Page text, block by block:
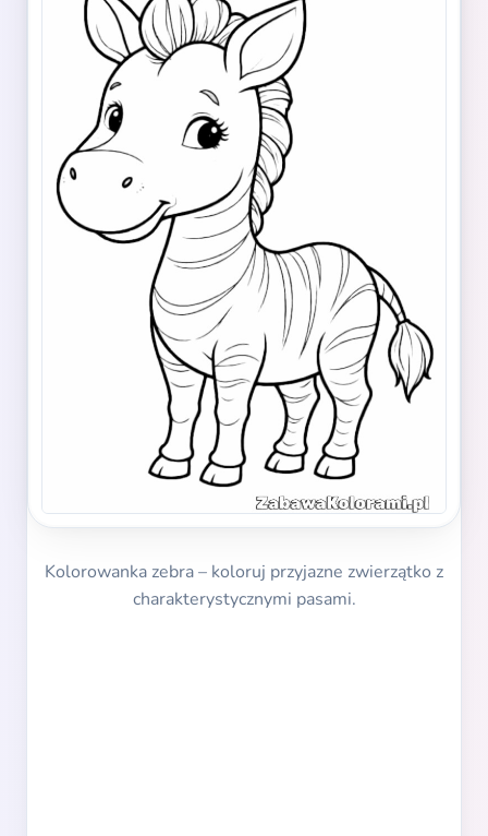
Kolorowanka zebra – koloruj przyjazne zwierzątko z
charakterystycznymi pasami.